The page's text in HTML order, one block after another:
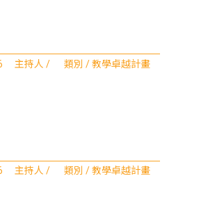
主持人 / 類別 / 教學卓越計畫
主持人 / 類別 / 教學卓越計畫